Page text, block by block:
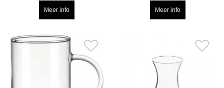
Meer info Meer info